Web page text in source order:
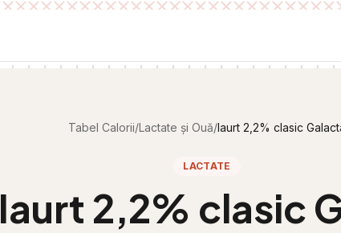
Tabel Calorii/Lactate și Ouă/Iaurt 2,2% clasic
LACTATE
Iaurt 2,2% clasic